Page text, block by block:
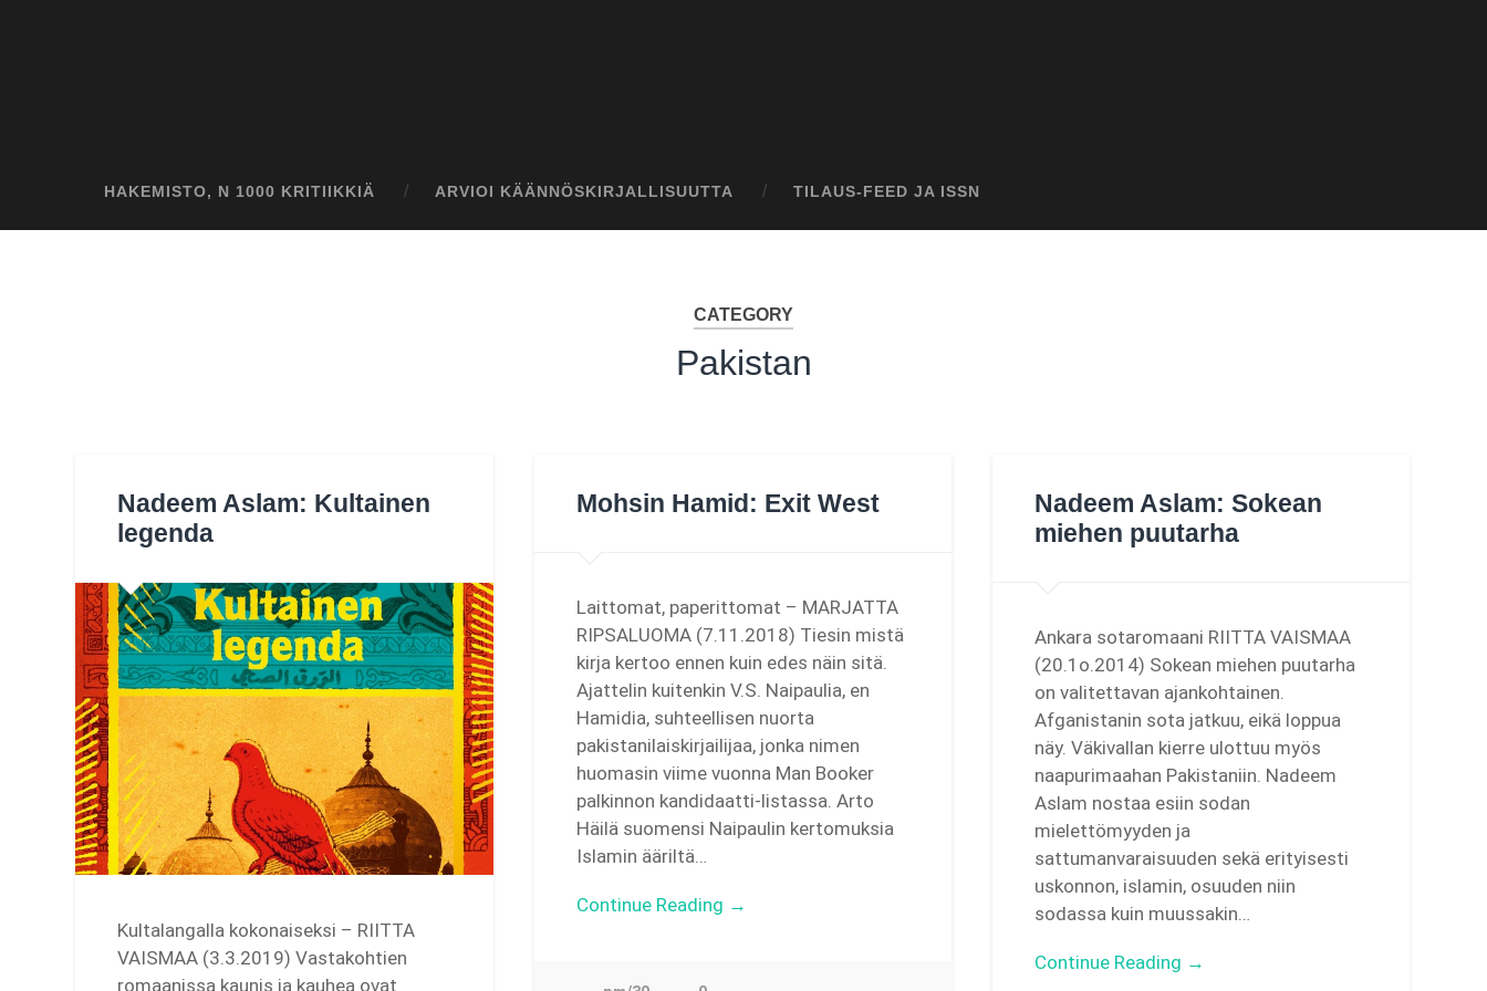
HAKEMISTO, N 1000 KRITIIKKIÄ ARVIOI KÄÄNNÖSKIRJALLISUUTTA TILAUS-FEED JA ISSN
CATEGORY
Pakistan
Nadeem Aslam: Kultainen
legenda
Kultalangalla kokonaiseksi – RIITTA
VAISMAA (3.3.2019) Vastakohtien
romaanissa kaunis ja kauhea ovat
Mohsin Hamid: Exit West
Laittomat, paperittomat – MARJATTA
RIPSALUOMA (7.11.2018) Tiesin mistä
kirja kertoo ennen kuin edes näin sitä.
Ajattelin kuitenkin V.S. Naipaulia, en
Hamidia, suhteellisen nuorta
pakistanilaiskirjailijaa, jonka nimen
huomasin viime vuonna Man Booker
palkinnon kandidaatti-listassa. Arto
Häilä suomensi Naipaulin kertomuksia
Islamin ääriltä…
Continue Reading →
Nadeem Aslam: Sokean
miehen puutarha
Ankara sotaromaani RIITTA VAISMAA
(20.1o.2014) Sokean miehen puutarha
on valitettavan ajankohtainen.
Afganistanin sota jatkuu, eikä loppua
näy. Väkivallan kierre ulottuu myös
naapurimaahan Pakistaniin. Nadeem
Aslam nostaa esiin sodan
mielettömyyden ja
sattumanvaraisuuden sekä erityisesti
uskonnon, islamin, osuuden niin
sodassa kuin muussakin…
Continue Reading →